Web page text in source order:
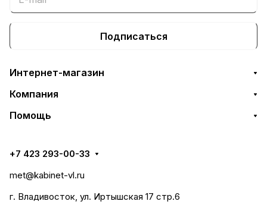
Подписаться
Интернет-магазин
Компания
Помощь
+7 423 293-00-33
met@kabinet-vl.ru
г. Владивосток, ул. Иртышская 17 стр.6